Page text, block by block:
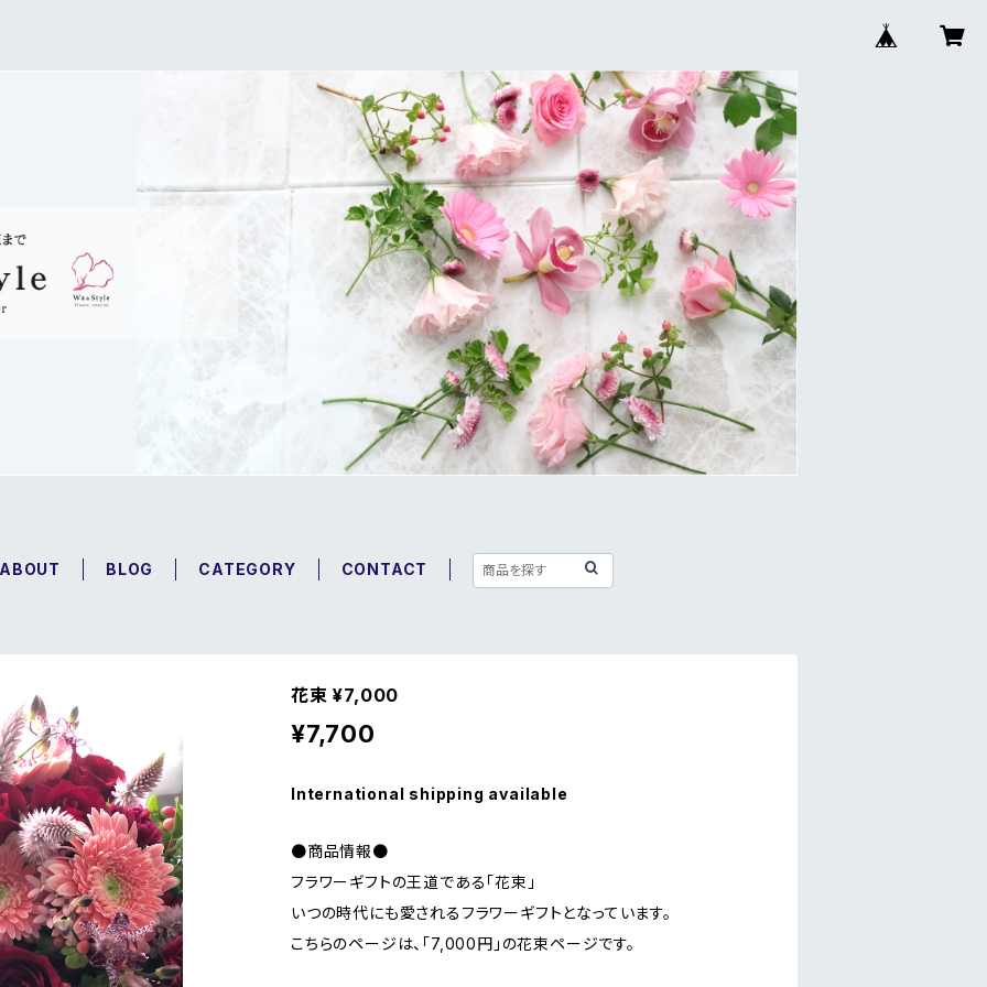
BLOG CATEGORY CONTACT
花束 ¥7,000
¥7,700
International shipping available
●商品情報●
フラワーギフトの王道である「花束」
いつの時代にも愛されるフラワーギフトとなっています。
こちらのページは、「7,000円」の花束ページです。